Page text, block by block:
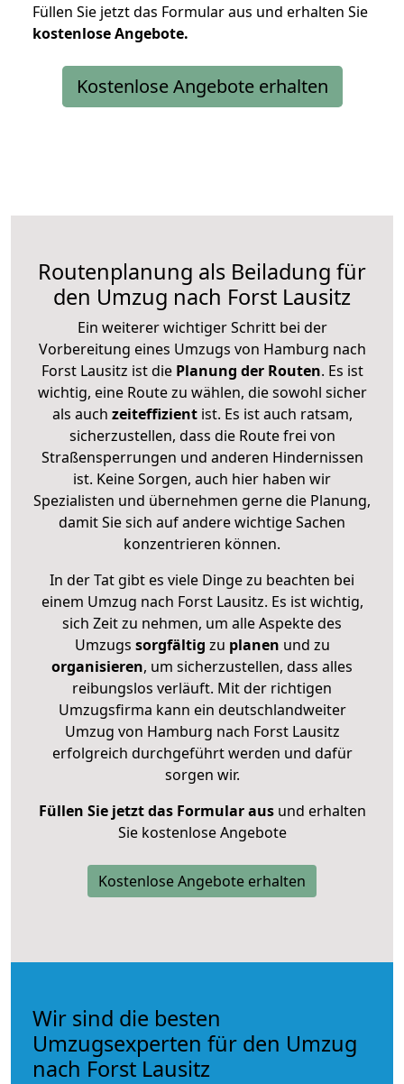
Füllen Sie jetzt das Formular aus und erhalten Sie
kostenloseAngebote.
Kostenlose Angebote erhalten
Routenplanung als Beiladung für
den Umzug nach Forst Lausitz
Ein weiterer wichtiger Schritt bei der
Vorbereitung eines Umzugs von Hamburg nach
Forst Lausitz ist diePlanung der Routen. Es ist
wichtig, eine Route zu wählen, die sowohl sicher
als auch zeiteffizientist. Es ist auch ratsam,
sicherzustellen, dass die Route frei von
Straßensperrungen und anderen Hindernissen
ist. Keine Sorgen, auch hier haben wir
Spezialisten und übernehmen gerne die Planung,
damit Sie sich auf andere wichtige Sachen
konzentrieren können.
In der Tat gibt es viele Dinge zu beachten bei
einem Umzug nach Forst Lausitz. Es ist wichtig,
sich Zeit zu nehmen, um alle Aspekte des
Umzugs sorgfältig zu planen und zu
organisieren, um sicherzustellen, dass alles
reibungslos verläuft. Mit der richtigen
Umzugsfirma kann ein deutschlandweiter
Umzug von Hamburg nach Forst Lausitz
erfolgreich durchgeführt werden und dafür
sorgen wir.
Füllen Sie jetzt das Formular ausund erhalten
Sie kostenlose Angebote
Kostenlose Angebote erhalten
Wir sind die besten
Umzugsexperten für den Umzug
nach Forst Lausitz